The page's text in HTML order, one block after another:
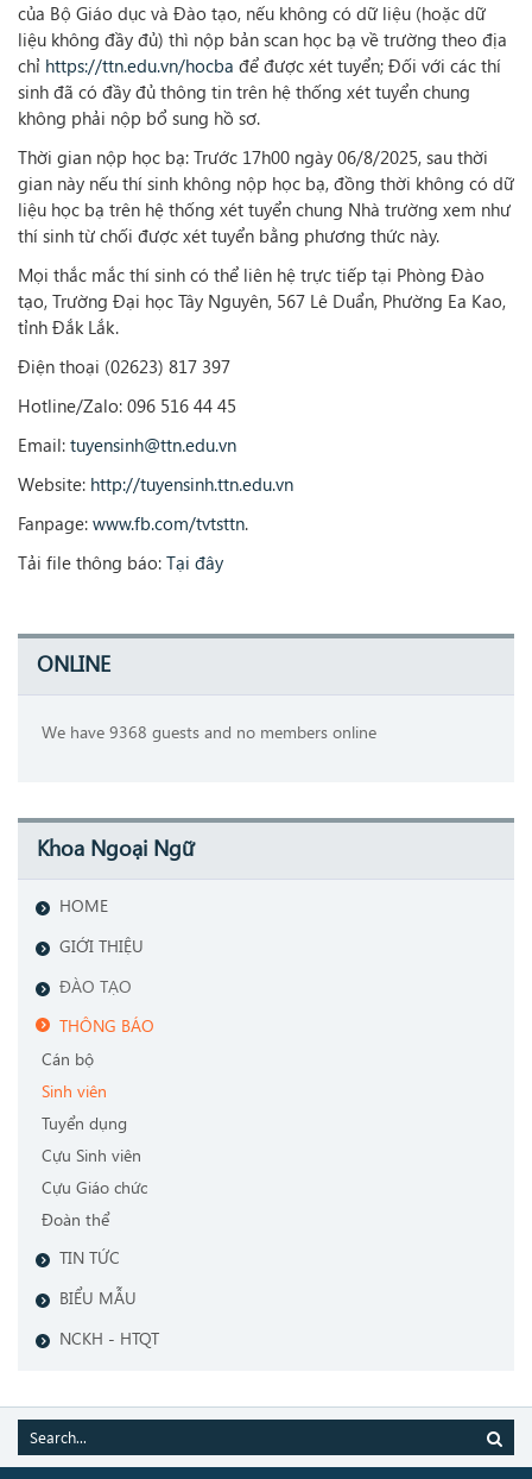
của Bộ Giáo dục và Đào tạo, nếu không có dữ liệu (hoặc dữ
liệu không đầy đủ) thì nộp bản scan học bạ về trường theo địa
chỉ https://ttn.edu.vn/hocba để được xét tuyển; Đối với các thí
sinh đã có đầy đủ thông tin trên hệ thống xét tuyển chung
không phải nộp bổ sung hồ sơ.
Thời gian nộp học bạ: Trước 17h00 ngày 06/8/2025, sau thời
gian này nếu thí sinh không nộp học bạ, đồng thời không có dữ
liệu học bạ trên hệ thống xét tuyển chung Nhà trường xem như
thí sinh từ chối được xét tuyển bằng phương thức này.
Mọi thắc mắc thí sinh có thể liên hệ trực tiếp tại Phòng Đào
tạo, Trường Đại học Tây Nguyên, 567 Lê Duẩn, Phường Ea Kao,
tỉnh Đắk Lắk.
Điện thoại (02623) 817 397
Hotline/Zalo: 096 516 44 45
Email: tuyensinh@ttn.edu.vn
Website: http://tuyensinh.ttn.edu.vn
Fanpage: www.fb.com/tvtsttn.
Tải file thông báo: Tại đây
ONLINE
We have 9368 guests and no members online
Khoa Ngoại Ngữ
HOME
GIỚI THIỆU
ĐÀO TẠO
THÔNG BÁO
Cán bộ
Sinh viên
Tuyển dụng
Cựu Sinh viên
Cựu Giáo chức
Đoàn thể
TIN TỨC
BIỂU MẪU
NCKH - HTQT